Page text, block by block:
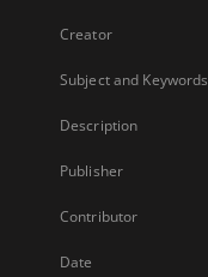
Creator
Subject and Keywords
Description
Publisher
Contributor
Date